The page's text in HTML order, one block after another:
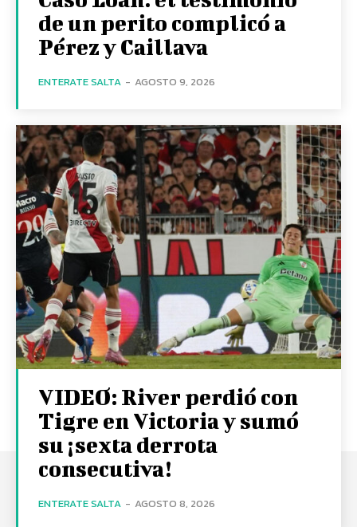
de un perito complicó a
Pérez y Caillava
ENTERATE SALTA - AGOSTO 9, 2026
VIDEO: River perdió con
Tigre en Victoria y sumó
su ¡sexta derrota
consecutiva!
ENTERATE SALTA - AGOSTO 8, 2026